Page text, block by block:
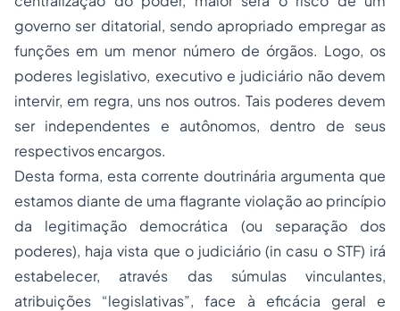
governo ser ditatorial, sendo apropriado empregar as
funções em um menor número de órgãos. Logo, os
poderes legislativo, executivo e judiciário não devem
intervir, em regra, uns nos outros. Tais poderes devem
ser independentes e autônomos, dentro de seus
respectivos encargos.
Desta forma, esta corrente doutrinária argumenta que
estamos diante de uma flagrante violação ao princípio
da legitimação democrática (ou separação dos
poderes), haja vista que o judiciário (in casu o STF) irá
estabelecer, através das súmulas vinculantes,
atribuições “legislativas”, face à eficácia geral e